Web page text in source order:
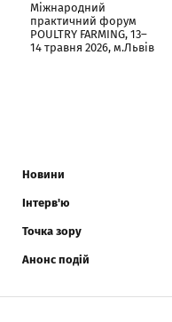
Міжнародний
практичний форум
POULTRY FARMING, 13–
14 травня 2026, м.Львів
Новини
Інтерв'ю
Точка зору
Анонс подій